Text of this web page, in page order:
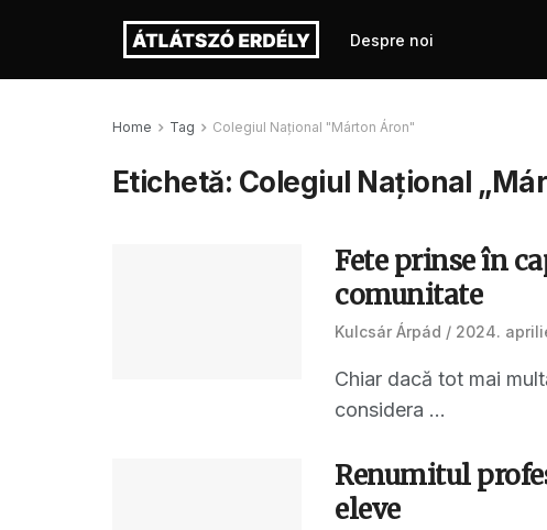
Despre noi
Home Tag Colegiul Național "Márton Áron"
Etichetă: Colegiul Național
Fete prinse în
comunitate
Kulcsár Árpád 2024.
Chiar dacă tot mai
considera ...
Renumitul
eleve